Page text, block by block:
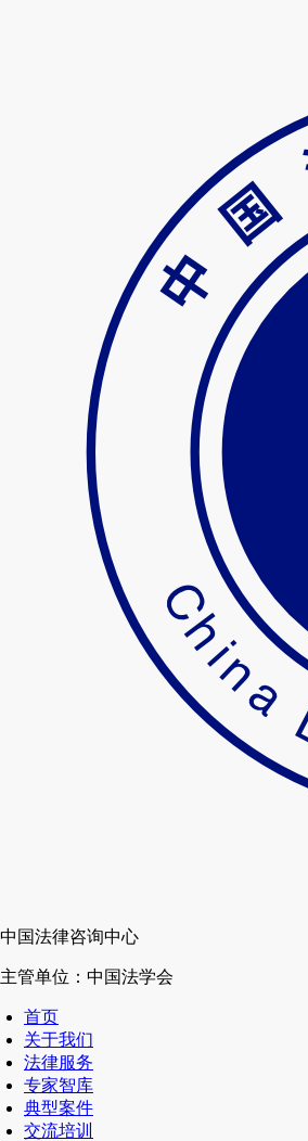
中国法律咨询中心
主管单位：中国法学会
首页
关于我们
法律服务
专家智库
典型案件
交流培训